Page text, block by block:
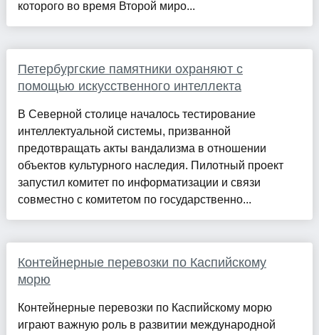
которого во время Второй миро...
Петербургские памятники охраняют с
помощью искусственного интеллекта
В Северной столице началось тестирование
интеллектуальной системы, призванной
предотвращать акты вандализма в отношении
объектов культурного наследия. Пилотный проект
запустил комитет по информатизации и связи
совместно с комитетом по государственно...
Контейнерные перевозки по Каспийскому
морю
Контейнерные перевозки по Каспийскому морю
играют важную роль в развитии международной